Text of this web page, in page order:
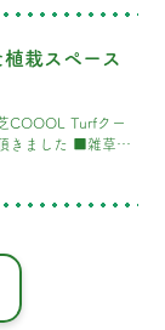
に、軒から下がる
いきり遊べるお庭
人工芝
面温度が上がりに
です。さらに、
栽スペース
COOOL Turfクー
きました ■雑草対
工のご依頼を頂き
など色々な特徴を
ターフ